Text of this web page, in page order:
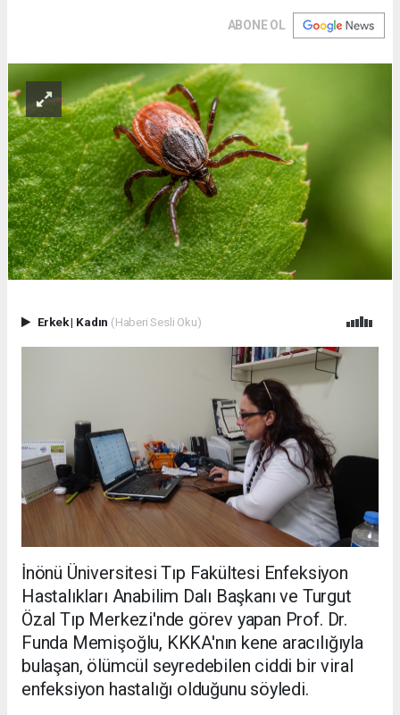
ABONE OL
Erkek| Kadın (Haberi Sesli Oku)
İnönü Üniversitesi Tıp Fakültesi Enfeksiyon
Hastalıkları Anabilim Dalı Başkanı ve Turgut
Özal Tıp Merkezi'nde görev yapan Prof. Dr.
Funda Memişoğlu, KKKA'nın kene aracılığıyla
bulaşan, ölümcül seyredebilen ciddi bir viral
enfeksiyon hastalığı olduğunu söyledi.